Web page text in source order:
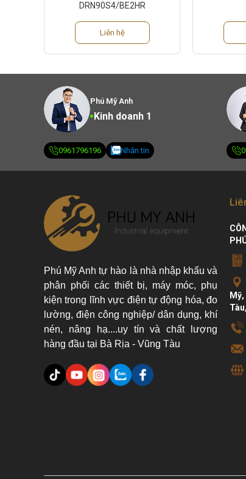
DRN90S4/BE2HR
Liên hệ
Phú Mỹ Anh
Kinh doanh 1
0961796196 Nhắn tin
Phú Mỹ Anh tự hào là nhà nhập khẩu và
phân phối các thiết bị, máy móc, phụ
kiện trong lĩnh vực điện tự động hóa, đo
lường, điện công nghiệp/ dân dụng, khí
nén, nâng hạ....uy tín và chất lượng
hàng đầu tại Bà Rịa - Vũng Tàu